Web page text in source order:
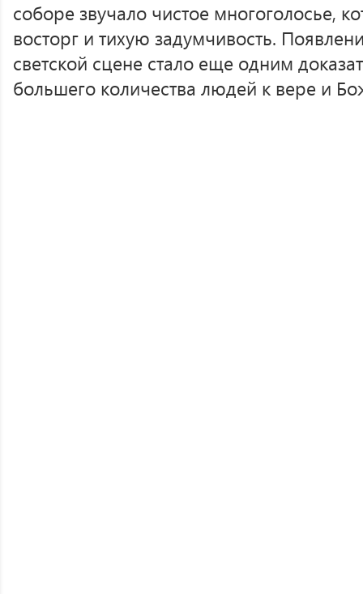
соборе звучало чистое многоголосье,
восторг и тихую задумчивость.
светской сцене стало еще одним
большего количества людей к вере и